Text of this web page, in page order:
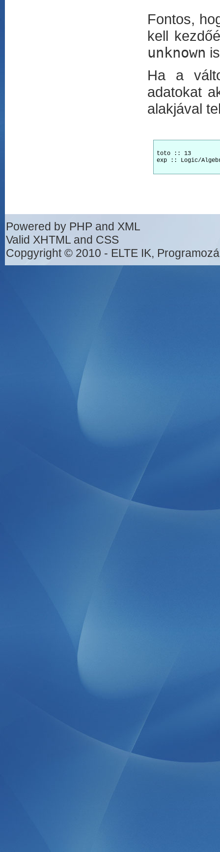
Fontos,
kell
unknown
Ha a
adatokat
alakjával
toto :: 13
exp :: Logic/
Powered by PHP and XML
Valid XHTML and CSS
Copgyright © 2010 - ELTE IK,